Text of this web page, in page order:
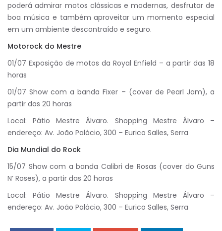
poderá admirar motos clássicas e modernas, desfrutar de
boa música e também aproveitar um momento especial
em um ambiente descontraído e seguro.
Motorock do Mestre
01/07 Exposição de motos da Royal Enfield – a partir das 18
horas
01/07 Show com a banda Fixer – (cover de Pearl Jam), a
partir das 20 horas
Local: Pátio Mestre Álvaro. Shopping Mestre Álvaro –
endereço: Av. João Palácio, 300 – Eurico Salles, Serra
Dia Mundial do Rock
15/07 Show com a banda Calibri de Rosas (cover do Guns
N’ Roses), a partir das 20 horas
Local: Pátio Mestre Álvaro. Shopping Mestre Álvaro –
endereço: Av. João Palácio, 300 – Eurico Salles, Serra